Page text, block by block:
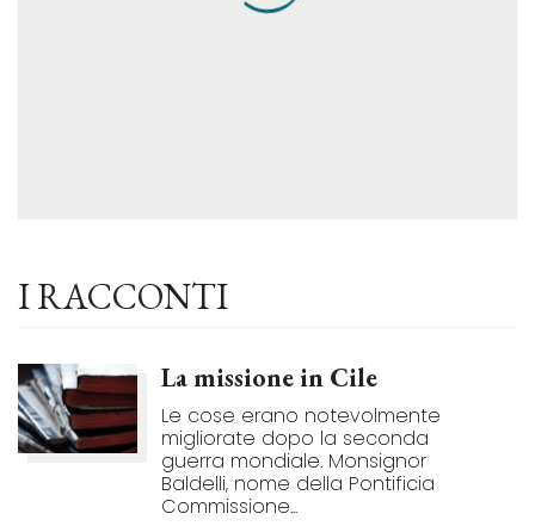
I RACCONTI
La missione in Cile
Le cose erano notevolmente
migliorate dopo la seconda
guerra mondiale. Monsignor
Baldelli, nome della Pontificia
Commissione...